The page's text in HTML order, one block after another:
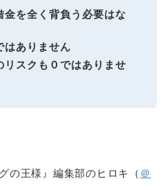
金を全く背負う必要はな
はありません
リスクも０ではありませ
の王様』編集部のヒロキ（ ＠